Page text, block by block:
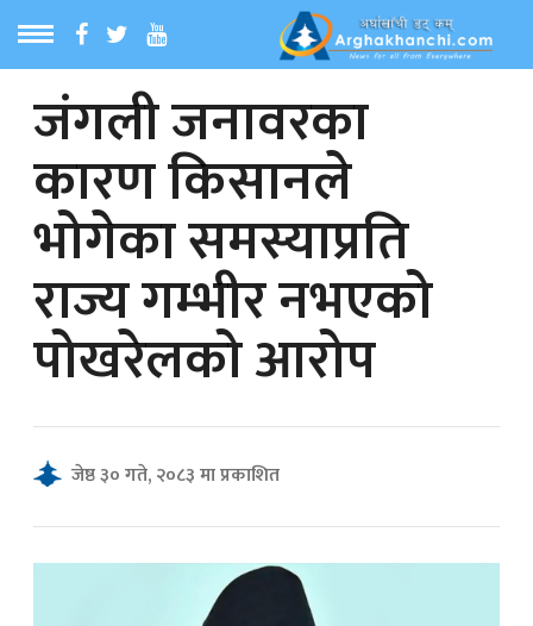
MENU
समाचार
समाचार
जंगली जनावरका
कारण किसानले
भोगेका समस्याप्रति
राज्य गम्भीर नभएको
पोखरेलको आरोप
जेष्ठ ३० गते, २०८३ मा प्रकाशित